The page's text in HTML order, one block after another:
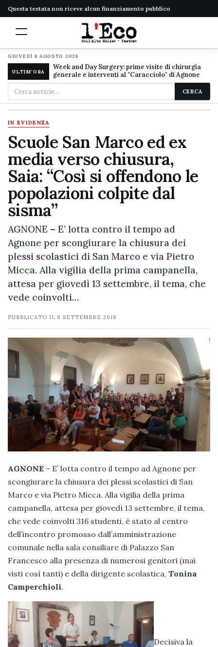
Questa testata non riceve alcun finanziamento pubblico
GIOVEDÌ 6 AGOSTO 2026
ULTIM'ORA
Week and Day Surgery: prime visite di chirurgia
generale e interventi al "Caracciolo" di Agnone
Cerca
nel
sito
CERCA
IN EVIDENZA
Scuole San Marco ed ex
media verso chiusura,
Saia: “Così si offendono le
popolazioni colpite dal
sisma”
AGNONE – E’ lotta contro il tempo ad
Agnone per scongiurare la chiusura dei
plessi scolastici di San Marco e via Pietro
Micca. Alla vigilia della prima campanella,
attesa per giovedì 13 settembre, il tema, che
vede coinvolti…
PUBBLICATO IL 8 SETTEMBRE 2018
AGNONE – E’ lotta contro il tempo ad Agnone per
scongiurare la chiusura dei plessi scolastici di San
Marco e via Pietro Micca. Alla vigilia della prima
campanella, attesa per giovedì 13 settembre, il tema,
che vede coinvolti 316 studenti, è stato al centro
dell’incontro promosso dall’amministrazione
comunale nella sala consiliare di Palazzo San
Francesco alla presenza di numerosi genitori (mai
visti così tanti) e della dirigente scolastica, Tonina
Camperchioli.
Decisiva la